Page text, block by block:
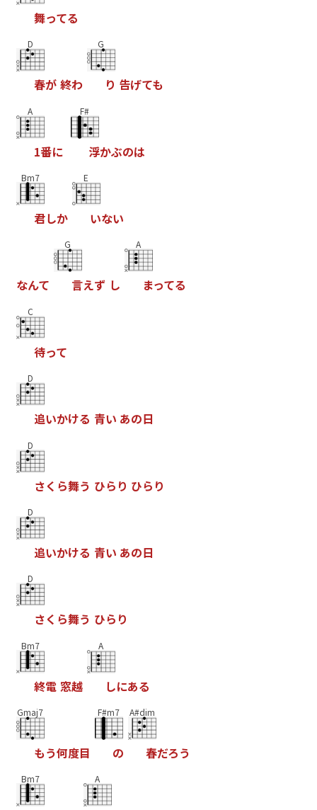
舞ってる
D
春が 終わ
G
り 告げても
A
1番に
F#
浮かぶのは
Bm7
君しか
E
いない
なんて
G
言えず し
A
まってる
C
待って
D
追いかける 青い あの日
D
さく ら舞う ひら り ひら り
D
追いかける 青い あの日
D
さく ら舞う ひら り
Bm7
終電 窓越
A
しにある
Gmaj7
もう何度目
F#m7
の
A#dim
春だろう
Bm7 A